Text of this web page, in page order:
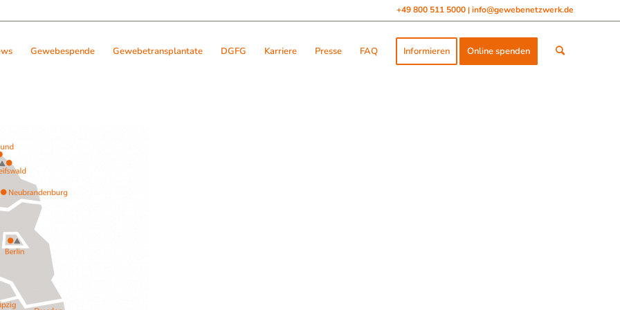
+49 800 511 5000 | info@gewebenetzwerk.de
Gewebespende Gewebetransplantate DGFG Karriere Presse FAQ Informieren Online spenden